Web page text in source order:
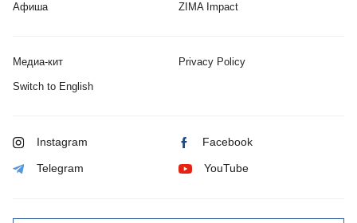
Афиша ZIMA Impact
Медиа-кит Privacy Policy
Switch to English
Instagram Facebook
Telegram YouTube